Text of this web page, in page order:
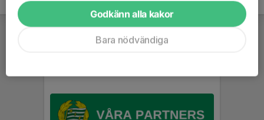
Godkänn alla kakor
Bara nödvändiga